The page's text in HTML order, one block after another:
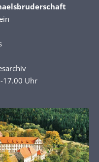
17.00 Uhr